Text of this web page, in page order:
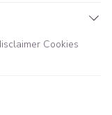
Cookies